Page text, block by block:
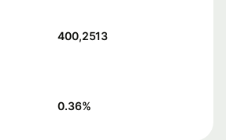
400,2513
0.36%